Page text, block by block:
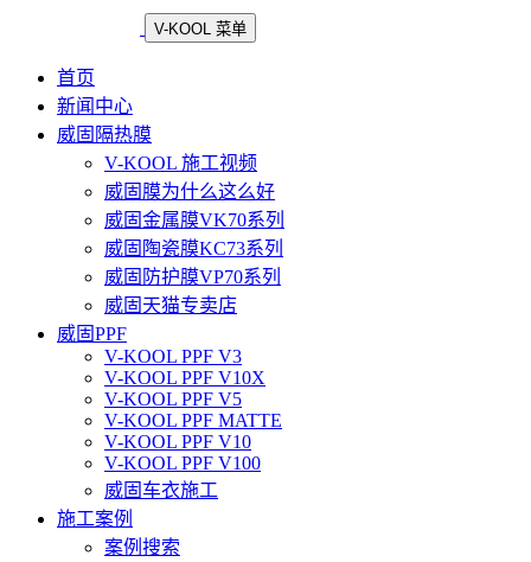
V-KOOL 菜单
首页
新闻中心
威固隔热膜
V-KOOL 施工视频
威固膜为什么这么好
威固金属膜VK70系列
威固陶瓷膜KC73系列
威固防护膜VP70系列
威固天猫专卖店
威固PPF
V-KOOL PPF V3
V-KOOL PPF V10X
V-KOOL PPF V5
V-KOOL PPF MATTE
V-KOOL PPF V10
V-KOOL PPF V100
威固车衣施工
施工案例
案例搜索